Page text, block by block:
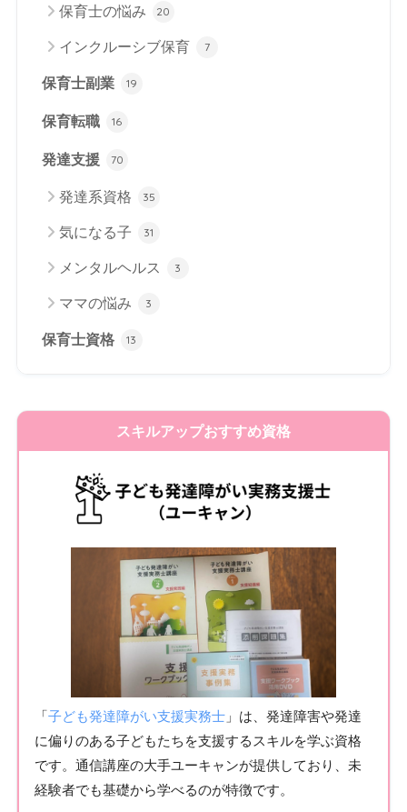
保育士の悩み 20
インクルーシブ保育 7
保育士副業 19
保育転職 16
発達支援 70
発達系資格 35
気になる子 31
メンタルヘルス 3
ママの悩み 3
保育士資格 13
スキルアップおすすめ資格
「子ども発達障がい支援実務士」は、発達障害や発達
に偏りのある子どもたちを支援するスキルを学ぶ資格
です。通信講座の大手ユーキャンが提供しており、未
経験者でも基礎から学べるのが特徴です。